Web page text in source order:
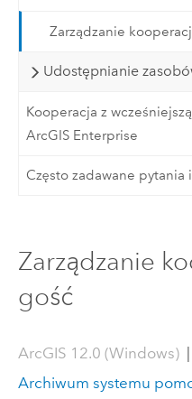
Zarządzanie
Udostępnianie
Kooperacja z
ArcGIS Enterprise
Często zadawane
Zarządzanie
gość
ArcGIS 12.0 (Windows)|
Archiwum systemu